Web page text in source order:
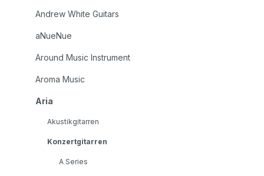
Andrew White Guitars
aNueNue
Around Music Instrument
Aroma Music
Aria
Akustikgitarren
Konzertgitarren
A Series